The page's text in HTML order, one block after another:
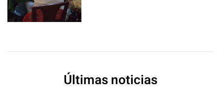
Últimas noticias